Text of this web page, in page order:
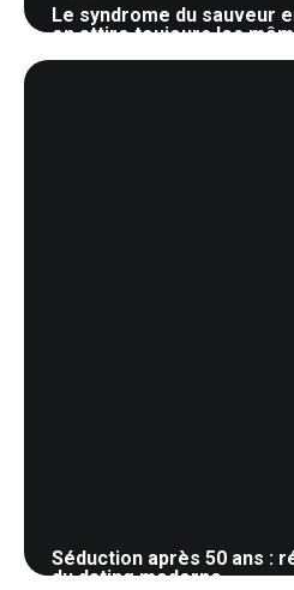
Le syndrome du sauveur
on attire toujours les
Séduction après 50 ans :
du dating moderne